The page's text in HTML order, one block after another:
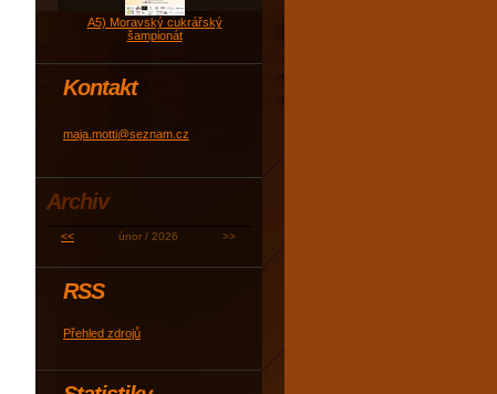
A5) Moravský cukrářský
šampionát
Kontakt
maja.motti@seznam.cz
Archiv
<< únor / 2026 >>
RSS
Přehled zdrojů